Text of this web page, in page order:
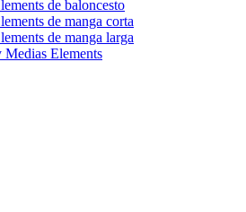
de baloncesto
de manga corta
de manga larga
Medias Elements